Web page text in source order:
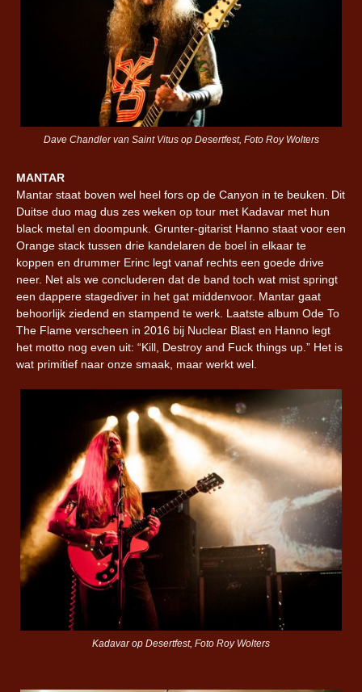
Dave Chandler van Saint Vitus op Desertfest, Foto Roy Wolters
MANTAR
Mantar staat boven wel heel fors op de Canyon in te beuken. Dit
Duitse duo mag dus zes weken op tour met Kadavar met hun
black metal en doompunk. Grunter-gitarist Hanno staat voor een
Orange stack tussen drie kandelaren de boel in elkaar te
koppen en drummer Erinc legt vanaf rechts een goede drive
neer. Net als we concluderen dat de band toch wat mist springt
een dappere stagediver in het gat middenvoor. Mantar gaat
behoorlijk ziedend en stampend te werk. Laatste album Ode To
The Flame verscheen in 2016 bij Nuclear Blast en Hanno legt
het motto nog even uit: “Kill, Destroy and Fuck things up.” Het is
wat primitief naar onze smaak, maar werkt wel.
Kadavar op Desertfest, Foto Roy Wolters